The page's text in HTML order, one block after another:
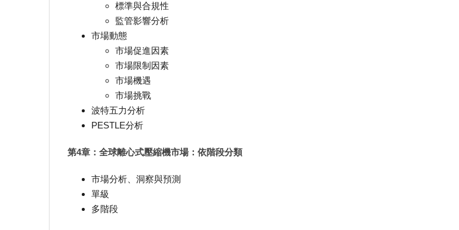
標準與合規性
監管影響分析
市場動態
市場促進因素
市場限制因素
市場機遇
市場挑戰
波特五力分析
PESTLE分析
第4章：全球離心式壓縮機市場：依階段分類
市場分析、洞察與預測
單級
多階段